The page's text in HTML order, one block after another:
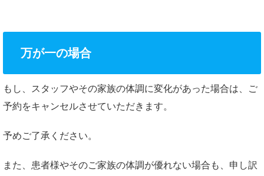
万が一の場合
もし、スタッフやその家族の体調に変化があった場合は、ご
予約をキャンセルさせていただきます。
予めご了承ください。
また、患者様やそのご家族の体調が優れない場合も、申し訳